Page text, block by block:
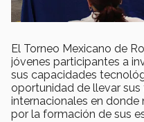
El Torneo Mexicano de
jóvenes participantes a
sus capacidades
oportunidad de llevar
internacionales en
por la formación de sus